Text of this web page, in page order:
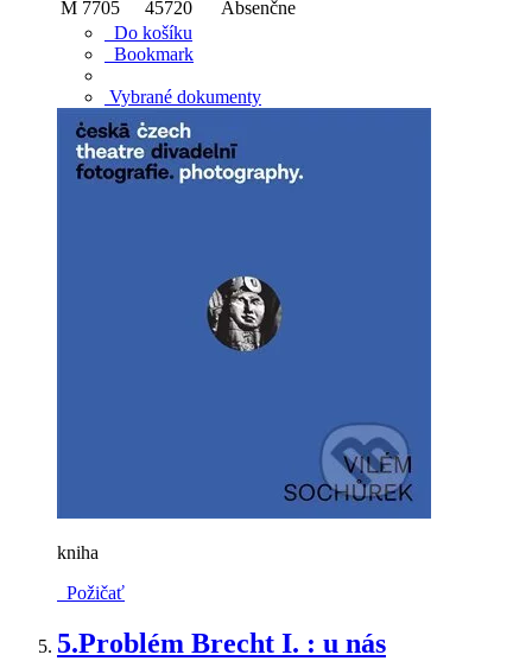
M 7705 45720
Absenčne
Do košíku
Bookmark
Vybrané dokumenty
kniha
Požičať
5.Problém Brecht I. : u nás